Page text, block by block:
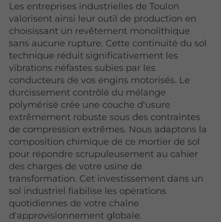
Les entreprises industrielles de Toulon
valorisent ainsi leur outil de production en
choisissant un revêtement monolithique
sans aucune rupture. Cette continuité du sol
technique réduit significativement les
vibrations néfastes subies par les
conducteurs de vos engins motorisés. Le
durcissement contrôlé du mélange
polymérisé crée une couche d'usure
extrêmement robuste sous des contraintes
de compression extrêmes. Nous adaptons la
composition chimique de ce mortier de sol
pour répondre scrupuleusement au cahier
des charges de votre usine de
transformation. Cet investissement dans un
sol industriel fiabilise les opérations
quotidiennes de votre chaîne
d'approvisionnement globale.